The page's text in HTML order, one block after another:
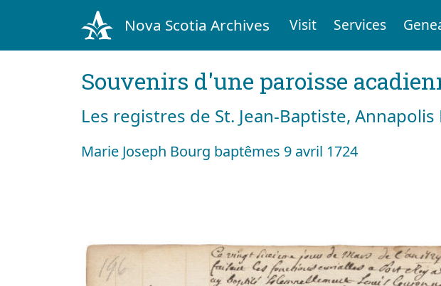
Nova Scotia Archives Visit Services
Souvenirs d'une paroisse
Les registres de St. Jean-Baptiste, Annapolis
Marie Joseph Bourg baptêmes 9 avril 1724